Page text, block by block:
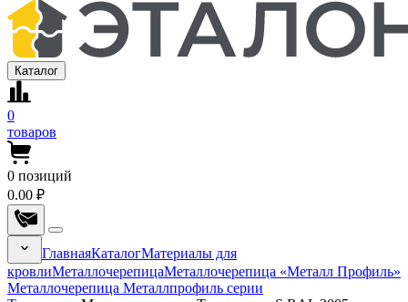
Каталог
0
товаров
0 позиций
0.00 ₽
ГлавнаяКаталогМатериалы для
кровлиМеталлочерепицаМеталлочерепица «Металл Профиль»
Металлочерепица Металлпрофиль серии